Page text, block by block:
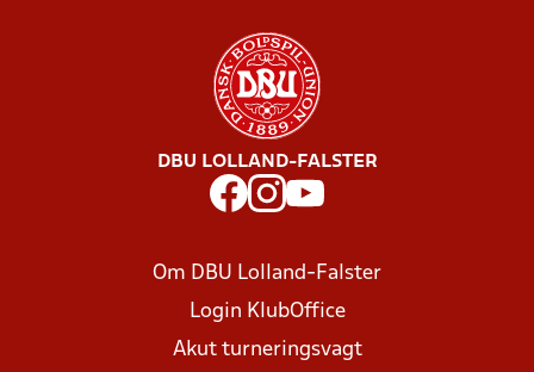
DBU LOLLAND-FALSTER
Om DBU Lolland-Falster
Login KlubOffice
Akut turneringsvagt